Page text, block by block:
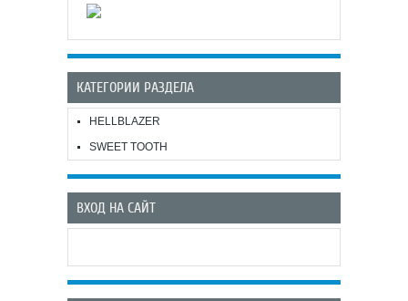
КАТЕГОРИИ РАЗДЕЛА
HELLBLAZER
SWEET TOOTH
ВХОД НА САЙТ